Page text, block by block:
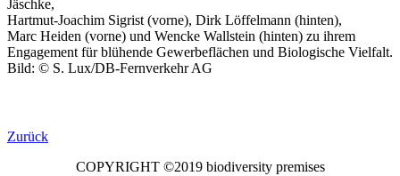
Jäschke,
Hartmut-Joachim Sigrist (vorne), Dirk Löffelmann (hinten),
Marc Heiden (vorne) und Wencke Wallstein (hinten) zu ihrem
Engagement für blühende Gewerbeflächen und Biologische Vielfalt.
Bild: © S. Lux/DB-Fernverkehr AG
Zurück
COPYRIGHT ©2019 biodiversity premises